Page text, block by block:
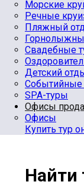
Морские
Речные
Пляжный
Свадебные
Детский
Событийные
SPA-туры
Офисы
Офисы
Купить тур
Найти